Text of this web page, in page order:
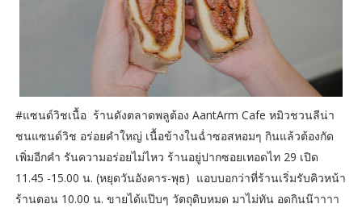
#แซนด์วิชเนื้อ ร้านดังตลาดพลูต้อง AantArm Cafe หมิวชวนลีน่า
ชนแซนด์วิช อร่อยคำใหญ่ เนื้อข้างในฉ่ำซอสหอมๆ กินแล้วต้องกัด
เพิ่มอีกคำ รันความอร่อยไม่ไหว ร้านอยู่ปากซอยเทอดไท 29 เปิด
11.45 -15.00 น. (หยุดวันอังคาร-พุธ) แอบบอกว่าที่ร้านเริ่มรับคิวหน้า
ร้านตอน 10.00 น. ขายได้แป๊บๆ วัตถุดิบหมด มาไม่ทัน อดกินน๊าาาา